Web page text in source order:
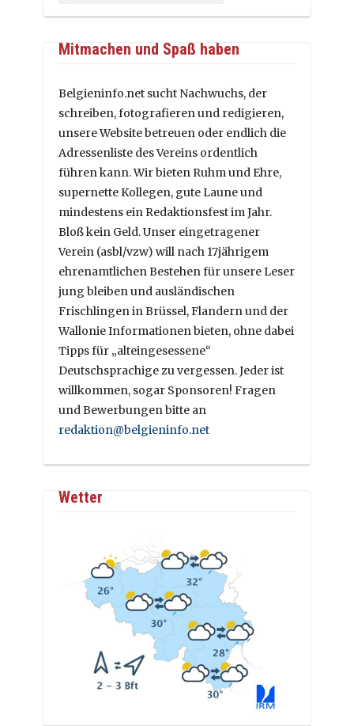
Mitmachen und Spaß haben
Belgieninfo.net sucht Nachwuchs, der
schreiben, fotografieren und redigieren,
unsere Website betreuen oder endlich die
Adressenliste des Vereins ordentlich
führen kann. Wir bieten Ruhm und Ehre,
supernette Kollegen, gute Laune und
mindestens ein Redaktionsfest im Jahr.
Bloß kein Geld. Unser eingetragener
Verein (asbl/vzw) will nach 17jährigem
ehrenamtlichen Bestehen für unsere Leser
jung bleiben und ausländischen
Frischlingen in Brüssel, Flandern und der
Wallonie Informationen bieten, ohne dabei
Tipps für „alteingesessene“
Deutschsprachige zu vergessen. Jeder ist
willkommen, sogar Sponsoren! Fragen
und Bewerbungen bitte an
redaktion@belgieninfo.net
Wetter